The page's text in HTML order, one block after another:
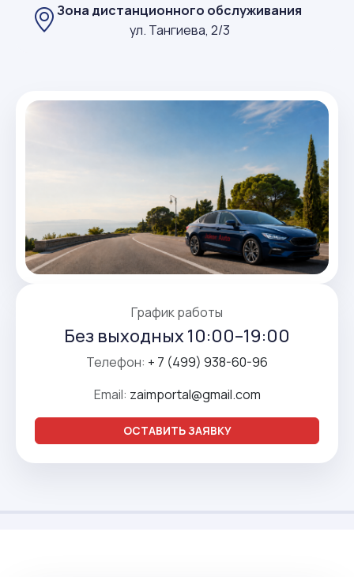
Зона дистанционного обслуживания
ул. Тангиева, 2/3
График работы
Без выходных 10:00–19:00
Телефон: + 7 (499) 938-60-96
Email: zaimportal@gmail.com
ОСТАВИТЬ ЗАЯВКУ